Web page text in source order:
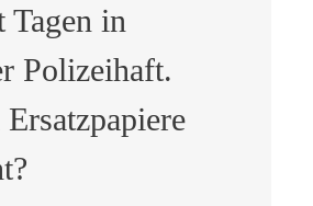
Tagen in
Polizeihaft.